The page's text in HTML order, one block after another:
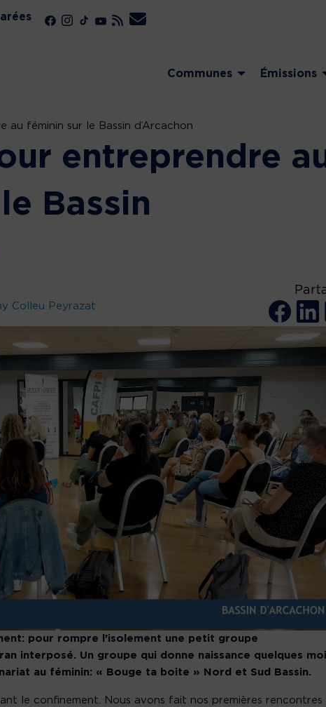
Communes Émissions
féminin sur le Bassin d’Arcachon
entreprendre
Bassin
Colleu Peyrazat
pour rompre l’isolement une petit groupe
interposé. Un groupe qui donne naissance quelques
au féminin: « Bouge ta boite » Nord et Sud Bassin.
le confinement. Nous avons fait nos premières rencontres